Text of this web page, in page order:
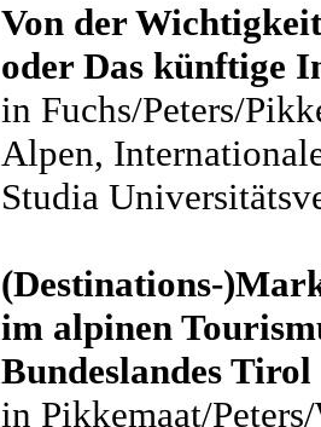
Von der
oder Das künftige
in Fuchs/Peters/
Alpen,
Studia
(Destinations-
im alpinen
Bundeslandes Tirol
in Pikkemaat/